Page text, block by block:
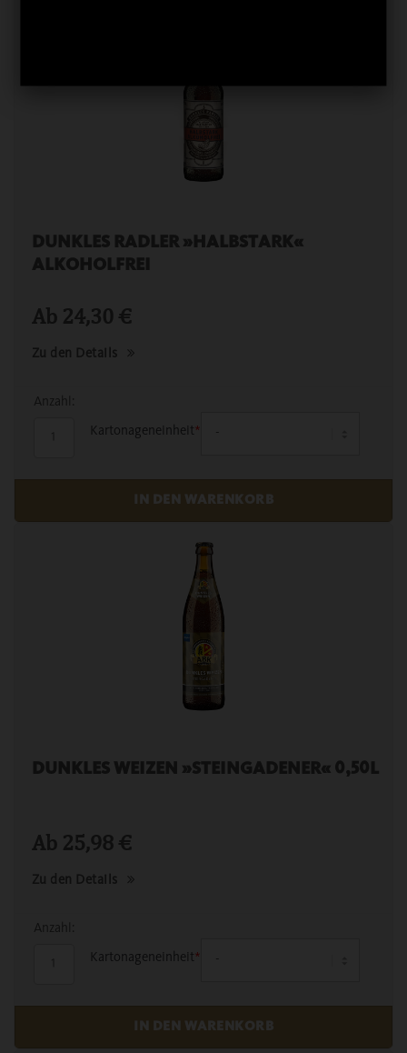
DUNKLES RADLER »HALBSTARK«
ALKOHOLFREI
Ab 24,30 €
Zu den Details
Kartonageneinheit *
Anzahl:
DUNKLES WEIZEN »STEINGADENER« 0,50L
Ab 25,98 €
Zu den Details
Kartonageneinheit *
Anzahl: